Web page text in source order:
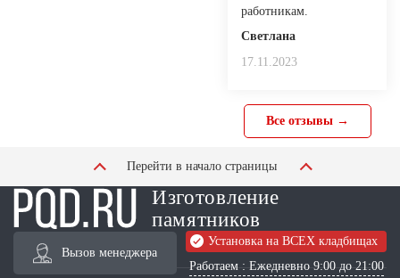
работникам.
Светлана
17.11.2023
Все отзывы →
Перейти в начало страницы
Изготовление
памятников
Вызов менеджера
Установка на ВСЕХ кладбищах
Работаем : Ежедневно 9:00 до 21:00